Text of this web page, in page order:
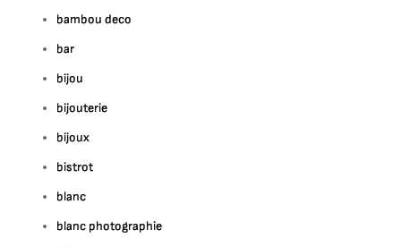
bambou deco
bar
bijou
bijouterie
bijoux
bistrot
blanc
blanc photographie